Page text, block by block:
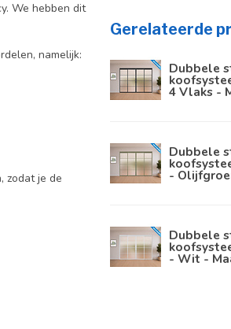
We hebben dit
namelijk:
zodat je de
Gerelateerde
Dubbele
4 Vlaks -
Dubbele
-
Dubbele
- Wit -